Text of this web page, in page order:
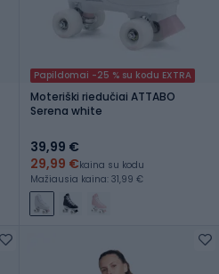
Papildomai -25 % su kodu EXTRA
Moteriški riedučiai ATTABO
Serena white
39,99 €
29,99 €kaina su kodu
Mažiausia kaina: 31,99 €